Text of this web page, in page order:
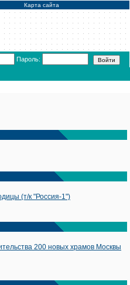
Карта сайта
Пароль:
(т/к "Россия-1")
200 новых храмов Москвы